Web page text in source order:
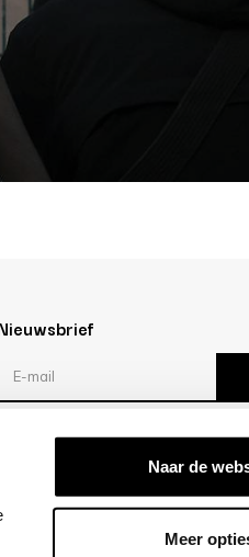
Naar de
Meer
Reviews
/10 -klantbeoordelingen